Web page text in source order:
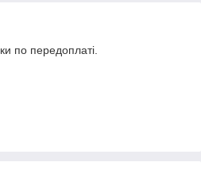
по передоплаті.